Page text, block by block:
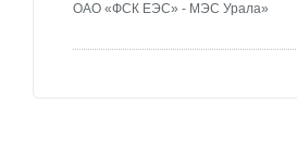
ОАО «ФСК ЕЭС» - МЭС Урала»